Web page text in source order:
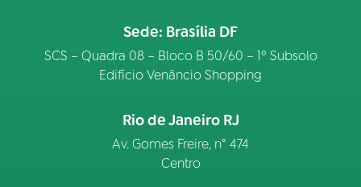
Sede: Brasília DF
SCS – Quadra 08 – Bloco B 50/60 – 1º Subsolo
Edifício Venâncio Shopping
Rio de Janeiro RJ
Av. Gomes Freire, n° 474
Centro